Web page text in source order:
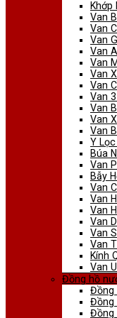
Khớp
Van
Van
Van
Van
Van
Van
Van
Van
Van
Van
Van
Y
Búa
Van
Bẫy
Van
Van
Van
Van
Van
Van
Kính
Van
Đồng hồ
Đồng
Đồng
Đồng